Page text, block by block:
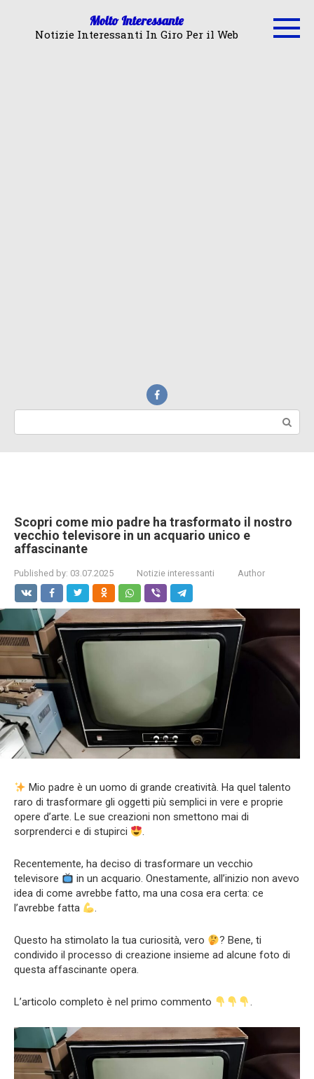
Molto Interessante
Notizie Interessanti In Giro Per il Web
Scopri come mio padre ha trasformato il nostro
vecchio televisore in un acquario unico e
affascinante
Published by: 03.07.2025 Notizie interessanti Author
Mio padre è un uomo di grande creatività. Ha quel talento
raro di trasformare gli oggetti più semplici in vere e proprie
opere d’arte. Le sue creazioni non smettono mai di
sorprenderci e di stupirci
.
Recentemente, ha deciso di trasformare un vecchio
televisore
in un acquario. Onestamente, all’inizio non avevo
idea di come avrebbe fatto, ma una cosa era certa: ce
l’avrebbe fatta
.
Questo ha stimolato la tua curiosità, vero
? Bene, ti
condivido il processo di creazione insieme ad alcune foto di
questa affascinante opera.
L’articolo completo è nel primo commento .